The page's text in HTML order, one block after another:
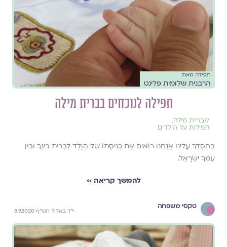
תפילה מאת
הרבנית שלומית פלינט
תפילה לנוכחים בברית מילה
//ברית מילה,
תפילות על הילדים
בְחַסְדְּךָ עָלֵינוּ אֲנַחְנוּ רוֹאִים אֶת כְּנִיסָתוֹ שֶׁל הַוָּלָד לַבְּרִית בֵּינְךָ וּבֵין
עַמְּךָ יִשְׂרָאֵל.
להמשך קריאה ››
טקסי משפחה
י"ד באלול תש"ף 3.9.2020